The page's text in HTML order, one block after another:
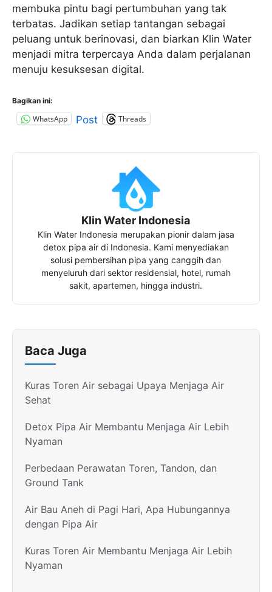
membuka pintu bagi pertumbuhan yang tak
terbatas. Jadikan setiap tantangan sebagai
peluang untuk berinovasi, dan biarkan Klin Water
menjadi mitra terpercaya Anda dalam perjalanan
menuju kesuksesan digital.
Bagikan ini:
WhatsApp Post Threads
Klin Water Indonesia
Klin Water Indonesia merupakan pionir dalam jasa
detox pipa air di Indonesia. Kami menyediakan
solusi pembersihan pipa yang canggih dan
menyeluruh dari sektor residensial, hotel, rumah
sakit, apartemen, hingga industri.
Baca Juga
Kuras Toren Air sebagai Upaya Menjaga Air
Sehat
Detox Pipa Air Membantu Menjaga Air Lebih
Nyaman
Perbedaan Perawatan Toren, Tandon, dan
Ground Tank
Air Bau Aneh di Pagi Hari, Apa Hubungannya
dengan Pipa Air
Kuras Toren Air Membantu Menjaga Air Lebih
Nyaman